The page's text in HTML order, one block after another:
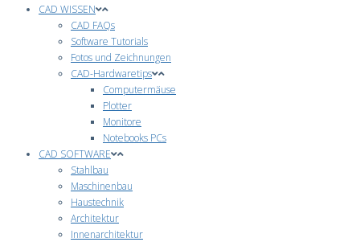
CAD WISSEN
CAD FAQs
Software Tutorials
Fotos und Zeichnungen
CAD-Hardwaretips
Computermäuse
Plotter
Monitore
Notebooks PCs
CAD SOFTWARE
Stahlbau
Maschinenbau
Haustechnik
Architektur
Innenarchitektur